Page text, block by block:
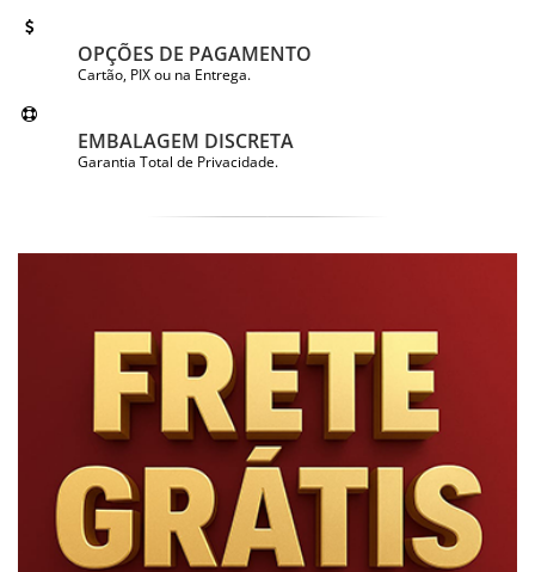
OPÇÕES DE PAGAMENTO
Cartão, PIX ou na Entrega.
EMBALAGEM DISCRETA
Garantia Total de Privacidade.